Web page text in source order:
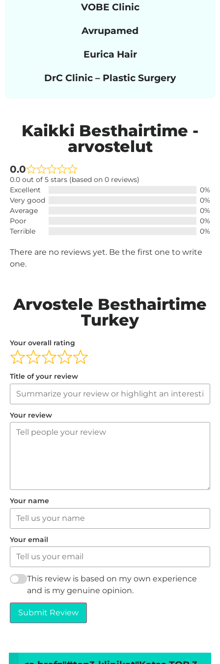
VOBE Clinic
Avrupamed
Eurica Hair
DrC Clinic – Plastic Surgery
Kaikki Besthairtime -
arvostelut
0.0
0.0 out of 5 stars (based on 0 reviews)
Excellent
0%
Very good
0%
Average
0%
Poor
0%
Terrible
0%
There are no reviews yet. Be the first one to write
one.
Arvostele Besthairtime
Turkey
Your overall rating
Title of your review
Your review
Your name
Your email
This review is based on my own experience
and is my genuine opinion.
Submit Review